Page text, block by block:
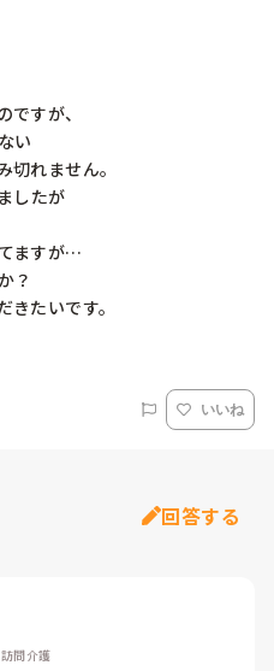
すが、
い
れません。
したが
ますが…
？
たいです。
いいね
回答する
問介護